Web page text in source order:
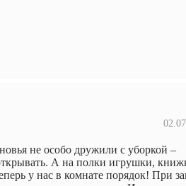
не особо дружили с уборкой –
А на полки игрушки,
у нас в комнате порядок! При